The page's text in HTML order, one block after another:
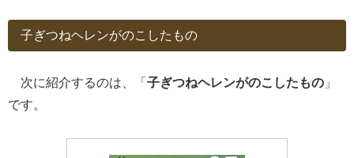
子ぎつねヘレンがのこしたもの
次に紹介するのは、「 子ぎつねヘレンがのこしたもの 」
です。